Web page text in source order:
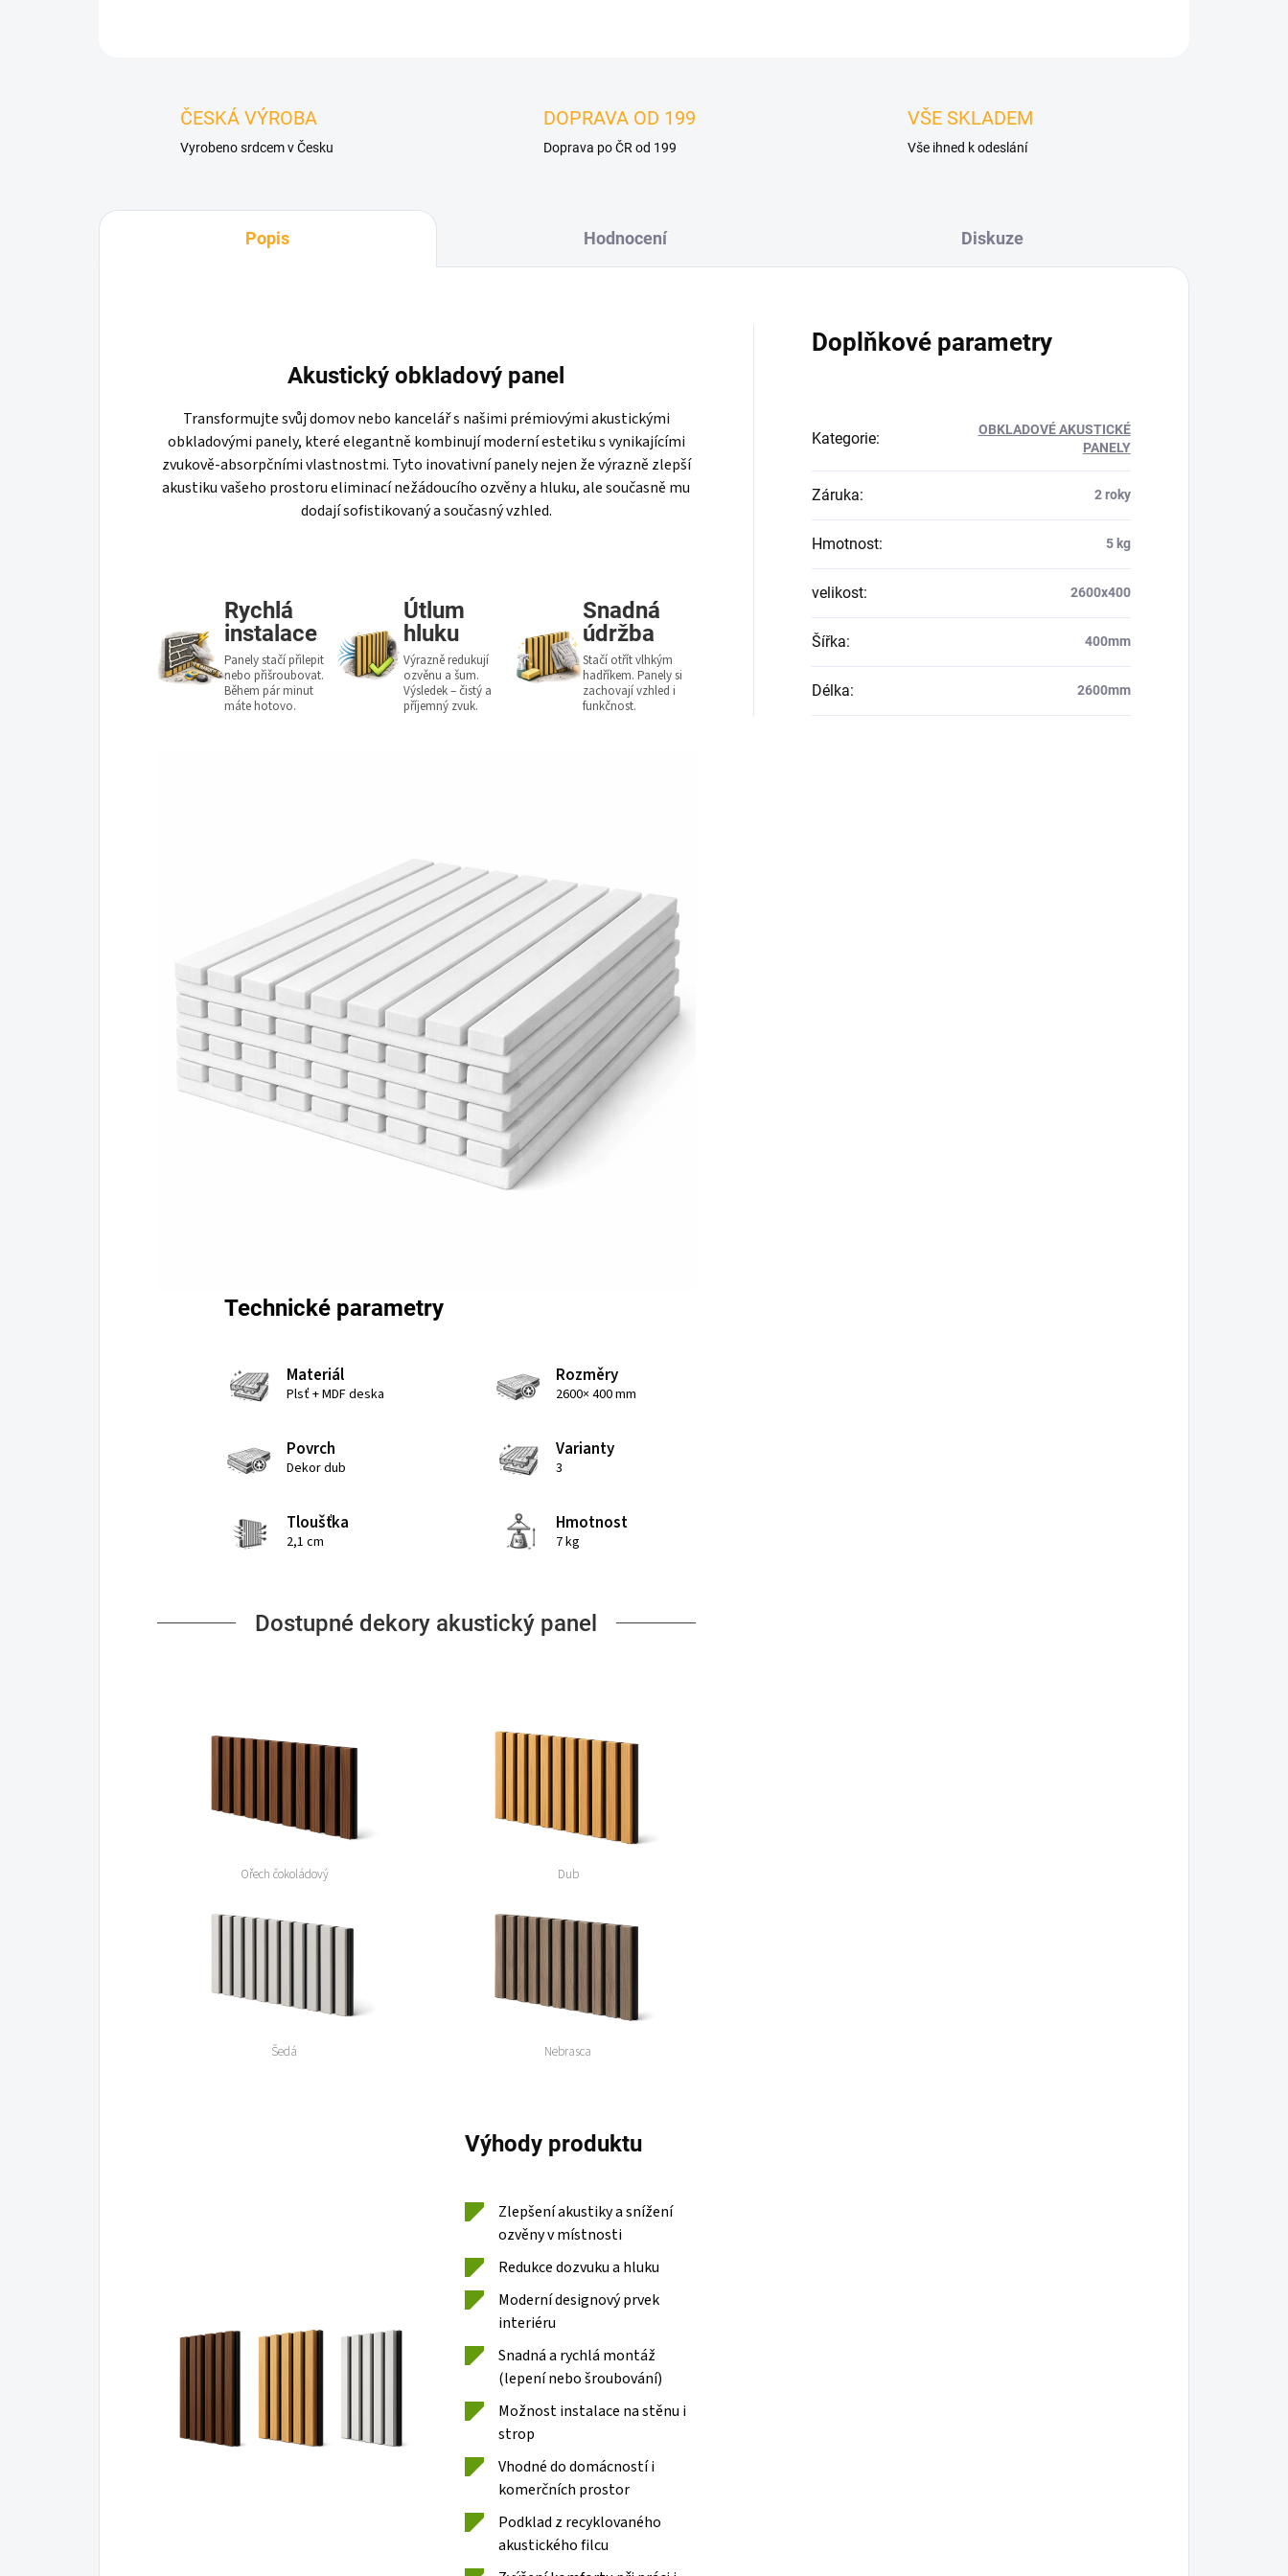
ČESKÁ VÝROBA
Vyrobeno srdcem v Česku
DOPRAVA OD 199
Doprava po ČR od 199
VŠE SKLADEM
Vše ihned k odeslání
Popis Hodnocení Diskuze
Akustický obkladový panel
Transformujte svůj domov nebo kancelář s našimi prémiovými akustickými
obkladovými panely, které elegantně kombinují moderní estetiku s vynikajícími
zvukově-absorpčními vlastnostmi. Tyto inovativní panely nejen že výrazně zlepší
akustiku vašeho prostoru eliminací nežádoucího ozvěny a hluku, ale současně mu
dodají sofistikovaný a současný vzhled.
Rychlá
instalace
Panely stačí přilepit
nebo přišroubovat.
Během pár minut
máte hotovo.
Útlum
hluku
Výrazně redukují
ozvěnu a šum.
Výsledek – čistý a
příjemný zvuk.
Snadná
údržba
Stačí otřít vlhkým
hadříkem. Panely si
zachovají vzhled i
funkčnost.
Technické parametry
Materiál
Plsť + MDF deska
Rozměry
2600× 400 mm
Povrch
Dekor dub
Varianty
3
Tloušťka
2,1 cm
Hmotnost
7 kg
Dostupné dekory akustický panel
Ořech čokoládový Dub
Šedá Nebrasca
Výhody produktu
Zlepšení akustiky a snížení
ozvěny v místnosti
Redukce dozvuku a hluku
Moderní designový prvek
interiéru
Snadná a rychlá montáž
(lepení nebo šroubování)
Možnost instalace na stěnu i
strop
Vhodné do domácností i
komerčních prostor
Podklad z recyklovaného
akustického filcu
Doplňkové parametry
Kategorie:
OBKLADOVÉ AKUSTICKÉ
PANELY
Záruka: 2 roky
Hmotnost: 5 kg
velikost: 2600x400
Šířka: 400mm
Délka: 2600mm